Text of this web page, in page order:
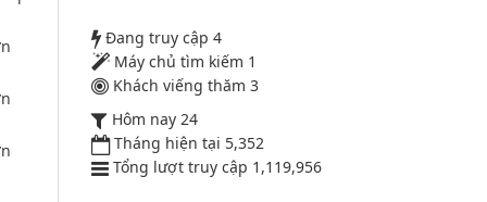
Luật sửa đổi, bổ sung một số điều
công chức
Lượt xem:1784 | lượt tải:546
Đang truy cập 4
Máy chủ tìm kiếm 1
Khách viếng thăm 3
Hôm nay 24
Tháng hiện tại 5,352
Tổng lượt truy cập 1,119,956